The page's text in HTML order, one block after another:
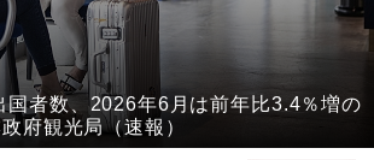
国者数、2026年6月は前年比3.4％増の
観光局（速報）